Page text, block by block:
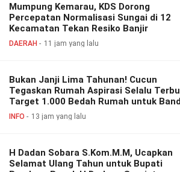
Mumpung Kemarau, KDS Dorong
Percepatan Normalisasi Sungai di 12
Kecamatan Tekan Resiko Banjir
DAERAH 11 jam yang lalu
Bukan Janji Lima Tahunan! Cucun
Tegaskan Rumah Aspirasi Selalu
Target 1.000 Bedah Rumah untuk
Barat
INFO 13 jam yang lalu
H Dadan Sobara S.Kom.M.M, Ucapkan
Selamat Ulang Tahun untuk Bupati